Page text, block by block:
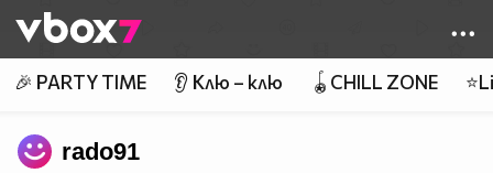
👾
🎉 PARTY TIME 👂 Клю – клю 🪀CHILL ZONE
rado91